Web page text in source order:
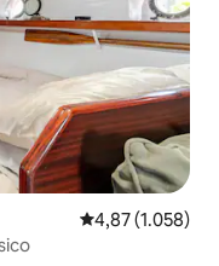
4,87 de uma
4,87 (1.058)